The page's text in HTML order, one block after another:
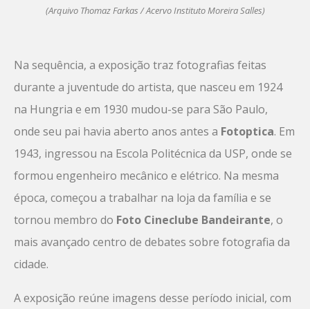
(Arquivo Thomaz Farkas / Acervo Instituto Moreira Salles)
Na sequência, a exposição traz fotografias feitas
durante a juventude do artista, que nasceu em 1924
na Hungria e em 1930 mudou-se para São Paulo,
onde seu pai havia aberto anos antes a Fotoptica. Em
1943, ingressou na Escola Politécnica da USP, onde se
formou engenheiro mecânico e elétrico. Na mesma
época, começou a trabalhar na loja da família e se
tornou membro do Foto Cineclube Bandeirante, o
mais avançado centro de debates sobre fotografia da
cidade.
A exposição reúne imagens desse período inicial, com